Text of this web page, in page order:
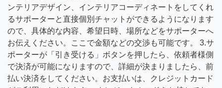
ンテリアデザイン、インテリアコーディネートをしてくれ
るサポーターと直接個別チャットができるようになります
ので、具体的な内容、希望日時、場所などをサポーターへ
お伝えください。ここで金額などの交渉も可能です。 3.サ
ポーターが「引き受ける」ボタンを押したら、依頼者様側
で決済が可能になりますので、詳細が決まりましたら、前
払い決済をしてください。お支払いは、クレジットカード